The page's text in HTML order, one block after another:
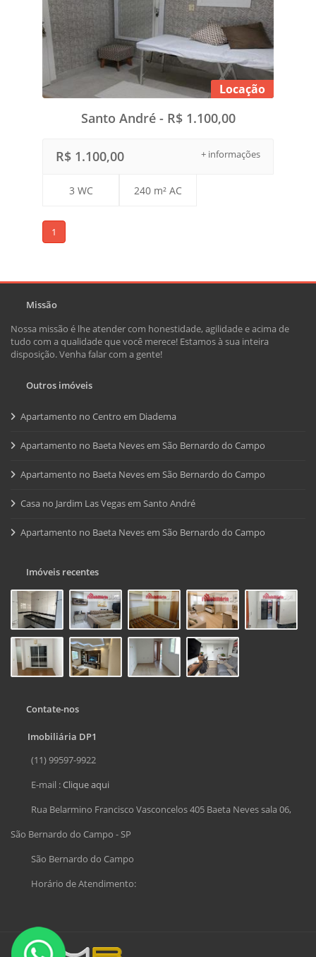
Locação
Santo André - R$ 1.100,00
+ informações
R$ 1.100,00
3 WC 240 m² AC
1
Missão
Nossa missão é lhe atender com honestidade, agilidade e acima de
tudo com a qualidade que você merece! Estamos à sua inteira
disposição. Venha falar com a gente!
Outros imóveis
Apartamento no Centro em Diadema
Apartamento no Baeta Neves em São Bernardo do Campo
Apartamento no Baeta Neves em São Bernardo do Campo
Casa no Jardim Las Vegas em Santo André
Apartamento no Baeta Neves em São Bernardo do Campo
Imóveis recentes
Contate-nos
Imobiliária DP1
(11) 99597-9922
E-mail :Clique aqui
Rua Belarmino Francisco Vasconcelos 405 Baeta Neves sala 06,
São Bernardo do Campo - SP
São Bernardo do Campo
Horário de Atendimento: